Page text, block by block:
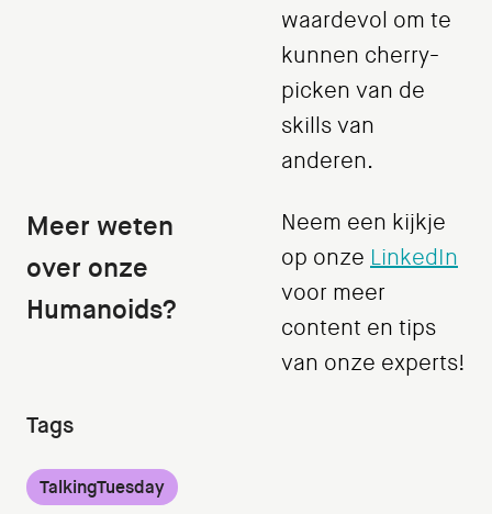
waardevol om te
kunnen cherry-
picken van de
skills van
anderen.
Meer weten
over onze
Humanoids?
Neem een kijkje
op onze LinkedIn
voor meer
content en tips
van onze experts!
Tags
TalkingTuesday